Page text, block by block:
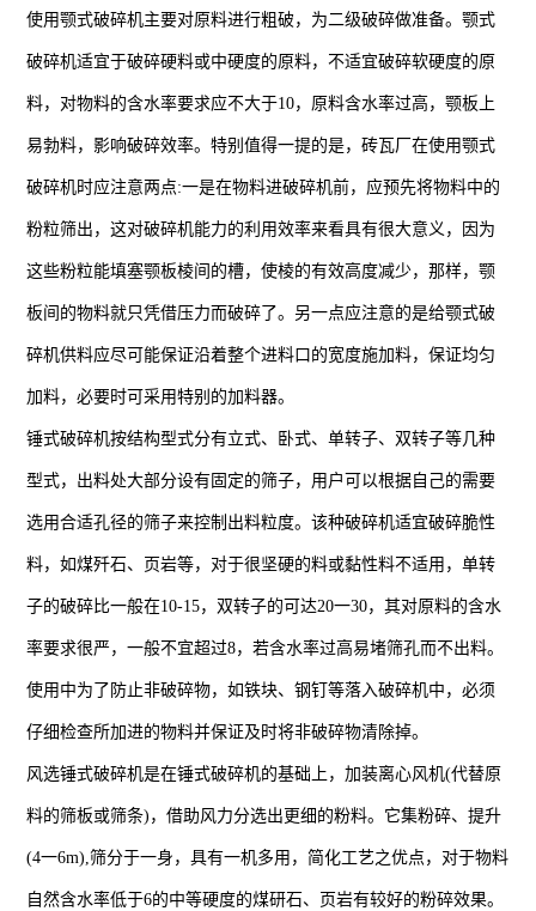
使用颚式破碎机主要对原料进行粗破，为二级破碎做准备。颚式
破碎机适宜于破碎硬料或中硬度的原料，不适宜破碎软硬度的原
料，对物料的含水率要求应不大于10，原料含水率过高，颚板上
易勃料，影响破碎效率。特别值得一提的是，砖瓦厂在使用颚式
破碎机时应注意两点:一是在物料进破碎机前，应预先将物料中的
粉粒筛出，这对破碎机能力的利用效率来看具有很大意义，因为
这些粉粒能填塞颚板棱间的槽，使棱的有效高度减少，那样，颚
板间的物料就只凭借压力而破碎了。另一点应注意的是给颚式破
碎机供料应尽可能保证沿着整个进料口的宽度施加料，保证均匀
加料，必要时可采用特别的加料器。
锤式破碎机按结构型式分有立式、卧式、单转子、双转子等几种
型式，出料处大部分设有固定的筛子，用户可以根据自己的需要
选用合适孔径的筛子来控制出料粒度。该种破碎机适宜破碎脆性
料，如煤歼石、页岩等，对于很坚硬的料或黏性料不适用，单转
子的破碎比一般在10-15，双转子的可达20一30，其对原料的含水
率要求很严，一般不宜超过8，若含水率过高易堵筛孔而不出料。
使用中为了防止非破碎物，如铁块、钢钉等落入破碎机中，必须
仔细检查所加进的物料并保证及时将非破碎物清除掉。
风选锤式破碎机是在锤式破碎机的基础上，加装离心风机(代替原
料的筛板或筛条)，借助风力分选出更细的粉料。它集粉碎、提升
(4一6m),筛分于一身，具有一机多用，简化工艺之优点，对于物料
自然含水率低于6的中等硬度的煤研石、页岩有较好的粉碎效果。